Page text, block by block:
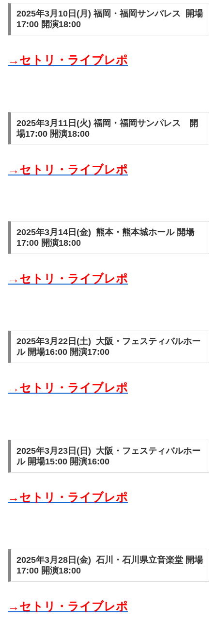
2025年3月10日(月) 福岡・福岡サンパレス 開場
17:00 開演18:00
→セトリ・ライブレポ
2025年3月11日(火) 福岡・福岡サンパレス 開
場17:00 開演18:00
→セトリ・ライブレポ
2025年3月14日(金) 熊本・熊本城ホール 開場
17:00 開演18:00
→セトリ・ライブレポ
2025年3月22日(土) 大阪・フェスティバルホー
ル 開場16:00 開演17:00
→セトリ・ライブレポ
2025年3月23日(日) 大阪・フェスティバルホー
ル 開場15:00 開演16:00
→セトリ・ライブレポ
2025年3月28日(金) 石川・石川県立音楽堂 開場
17:00 開演18:00
→セトリ・ライブレポ